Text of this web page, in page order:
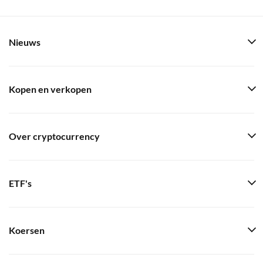
Nieuws
Kopen en verkopen
Over cryptocurrency
ETF's
Koersen